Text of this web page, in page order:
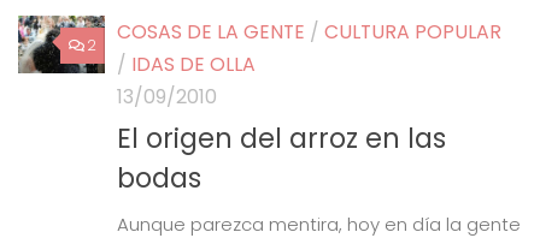
2 COSAS DE LA GENTE / CULTURA POPULAR
/ IDAS DE OLLA
13/09/2010
El origen del arroz en las
bodas
Aunque parezca mentira, hoy en día la gente